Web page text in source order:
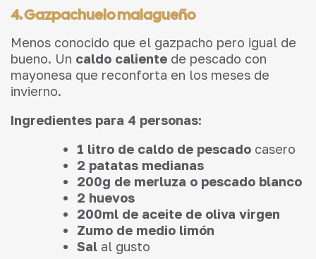
4. Gazpachuelo malagueño
Menos conocido que el gazpacho pero igual de
bueno. Un caldo caliente de pescado con
mayonesa que reconforta en los meses de
invierno.
Ingredientes para 4 personas:
1 litro de caldo de pescado casero
2 patatas medianas
200g de merluza o pescado blanco
2 huevos
200ml de aceite de oliva virgen
Zumo de medio limón
Sal al gusto